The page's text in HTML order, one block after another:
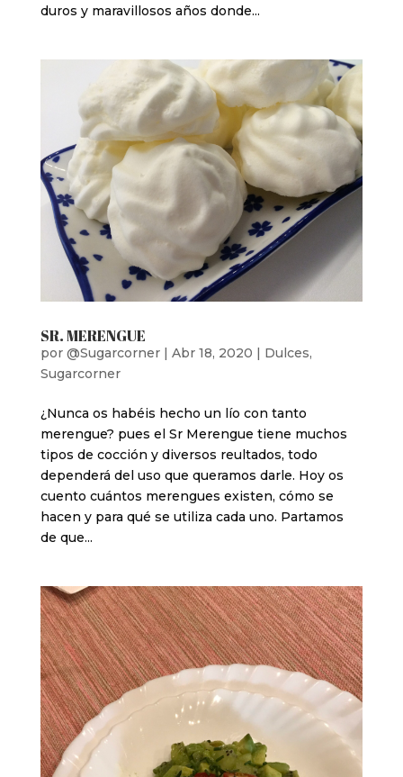
duros y maravillosos años donde...
SR. MERENGUE
por @Sugarcorner| Abr 18, 2020 | Dulces,
Sugarcorner
¿Nunca os habéis hecho un lío con tanto
merengue? pues el Sr Merengue tiene muchos
tipos de cocción y diversos reultados, todo
dependerá del uso que queramos darle. Hoy os
cuento cuántos merengues existen, cómo se
hacen y para qué se utiliza cada uno. Partamos
de que...